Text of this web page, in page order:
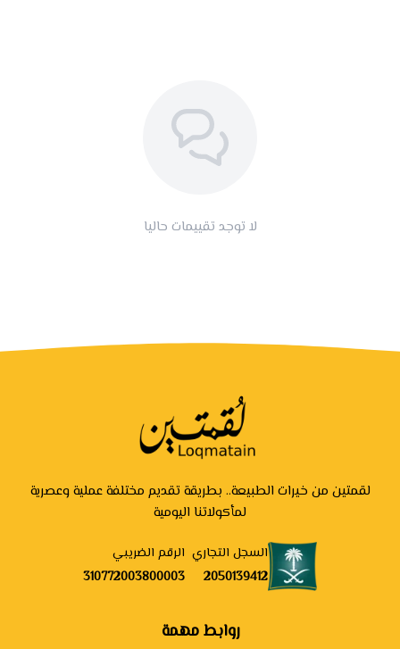
لا توجد تقييمات حاليا
روابط مهمة
لقمتين من خيرات الطبيعة.. بطريقة تقديم مختلفة عملية وعصرية
لمأكولاتنا اليومية
السجل التجاري
2050139412
الرقم الضريبي
310772003800003